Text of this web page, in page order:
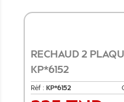
RECHAUD 2
KP*6152
Réf : KP*6152